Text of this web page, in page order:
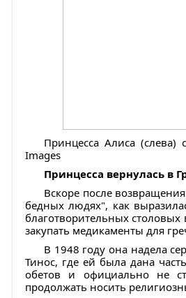
Принцесса Алиса (слева)
Images
Принцесса вернулась в
Вскоре после
бедных людях", как
благотворительных столовых
закупать медикаменты для
В 1948 году она надела
Тинос, где ей была дана
обетов и официально не
продолжать носить